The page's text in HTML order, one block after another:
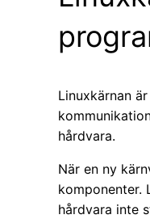
Linuxkärnan
hårdvara.
När en ny
komponenter.
hårdvara inte